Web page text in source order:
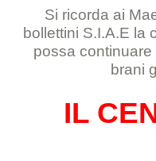
Si ricorda ai
bollettini S.I.A.E la
possa
brani
IL